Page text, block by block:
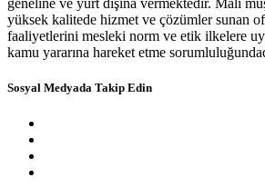
yüksek kalitede hizmet ve çözümler sunan
faaliyetlerini mesleki norm ve etik ilkelere
kamu yararına hareket etme
Sosyal Medyada Takip Edin